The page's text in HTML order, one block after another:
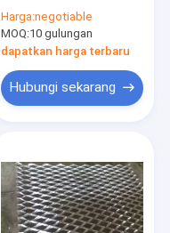
1.0mm
Harga:negotiable
MOQ:10 gulungan
dapatkan harga terbaru
Hubungi sekarang